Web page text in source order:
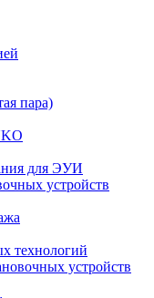
пара)
для ЭУИ
устройств
технологий
устройств